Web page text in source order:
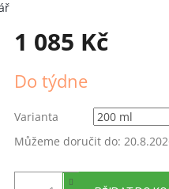
1 085 Kč
cena:
Do týdne
Varianta
Můžeme doručit do: